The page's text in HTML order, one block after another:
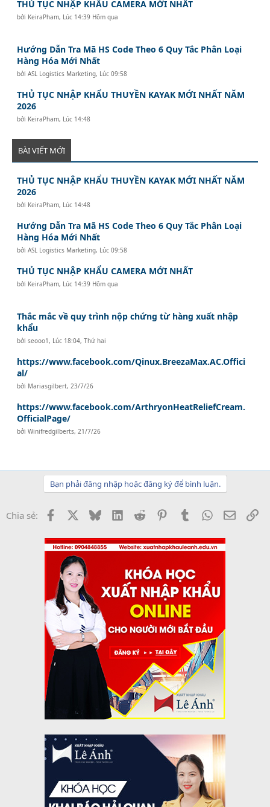
THỦ TỤC NHẬP KHẨU CAMERA MỚI NHẤT
bởi KeiraPham, Lúc 14:39 Hôm qua
Hướng Dẫn Tra Mã HS Code Theo 6 Quy Tắc Phân Loại
Hàng Hóa Mới Nhất
bởiASL Logistics Marketing, Lúc 09:58
THỦ TỤC NHẬP KHẨU THUYỀN KAYAK MỚI NHẤT NĂM
2026
bởi KeiraPham, Lúc 14:48
BÀI VIẾT MỚI
THỦ TỤC NHẬP KHẨU THUYỀN KAYAK MỚI NHẤT NĂM
2026
bởi KeiraPham, Lúc 14:48
Hướng Dẫn Tra Mã HS Code Theo 6 Quy Tắc Phân Loại
Hàng Hóa Mới Nhất
bởiASL Logistics Marketing, Lúc 09:58
THỦ TỤC NHẬP KHẨU CAMERA MỚI NHẤT
bởi KeiraPham, Lúc 14:39 Hôm qua
Thắc mắc về quy trình nộp chứng từ hàng xuất nhập
khẩu
bởiseooo1 , Lúc 18:04, Thứ hai
https://www.facebook.com/Qinux.BreezaMax.AC.Offici
al/
bởi Mariasgilbert, 23/7/26
https://www.facebook.com/ArthryonHeatReliefCream.
OfficialPage/
bởiWinifredgilberts, 21/7/26
Bạn phải đăng nhập hoặc đăng ký để bình luận.
Chia sẻ: Facebook BlueskyLinkedInReddit PinterestTumblrWhatsApp
Email